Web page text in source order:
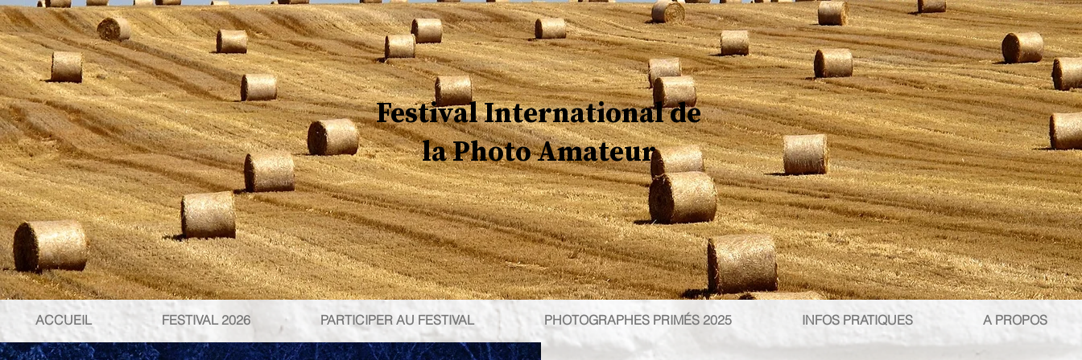
Festival International de
la Photo Amateur
ACCUEIL FESTIVAL 2026 PARTICIPER AU FESTIVAL PHOTOGRAPHES PRIMÉS 2025 INFOS PRATIQUES A PROPOS